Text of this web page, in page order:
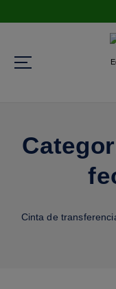
Cinta de